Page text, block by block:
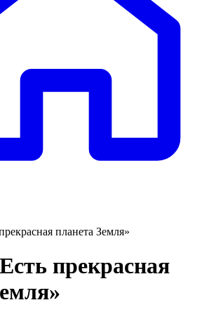
планета Земля»
прекрасная